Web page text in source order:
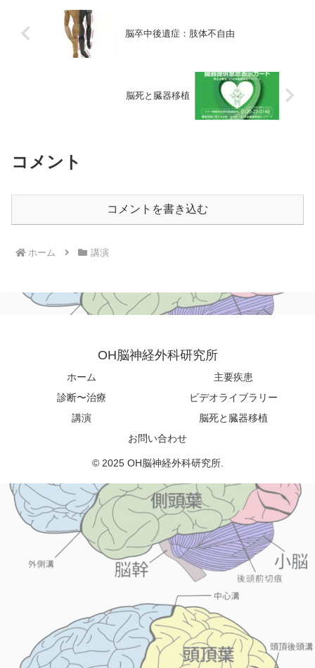
脳卒中後遺症：肢体不自由
脳死と臓器移植
コメント
コメントを書き込む
ホーム 講演
OH脳神経外科研究所
ホーム
主要疾患
診断〜治療
ビデオライブラリー
講演
脳死と臓器移植
お問い合わせ
© 2025 OH脳神経外科研究所.